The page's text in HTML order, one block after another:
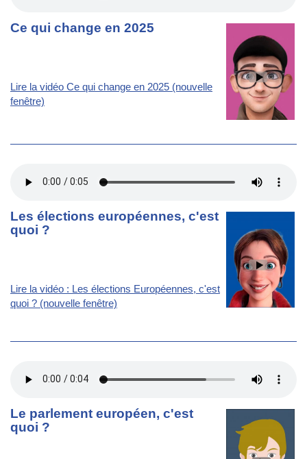
Ce qui change en 2025
Lire la vidéo Ce qui change en 2025 (nouvelle
fenêtre)
Les élections européennes, c'est
quoi ?
Lire la vidéo : Les élections Européennes, c'est
quoi ? (nouvelle fenêtre)
Le parlement européen, c'est
quoi ?